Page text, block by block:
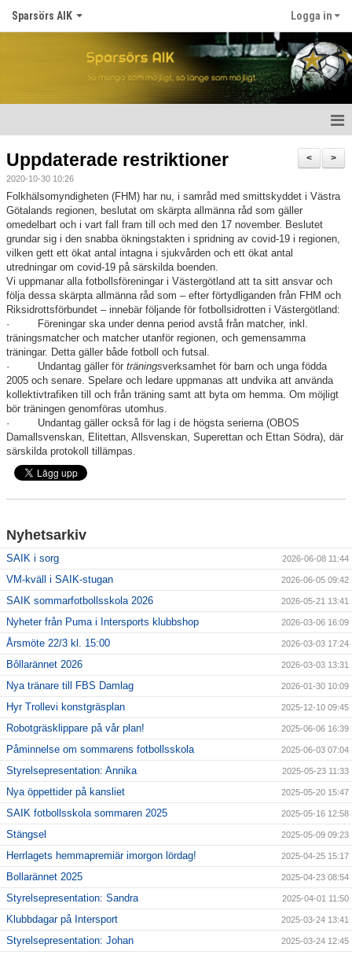
Sparsörs AIK Logga in
Nyheter
Om SAIK
Våra lag
Kalender
Matcher
För spelare/barn
För ledare
SAIK-shopen
Elljusspår
Stödmedlem
>
<
Uppdaterade restriktioner
2020-10-30 10:26
Folkhälsomyndigheten (FHM) har nu, i samråd med smittskyddet i Västra
Götalands regionen, beslutat om skärpta allmänna råd som gäller
omedelbart och i vart fall fram till och med den 17 november. Beslutet
grundar sig i den snabba ökningstakten i spridning av covid-19 i regionen,
vilken gett ett ökat antal intagna i sjukvården och ett ökat antal
utredningar om covid-19 på särskilda boenden.
Vi uppmanar alla fotbollsföreningar i Västergötland att ta sitt ansvar och
följa dessa skärpta allmänna råd som – efter förtydliganden från FHM och
Riksidrottsförbundet – innebär följande för fotbollsidrotten i Västergötland:
· Föreningar ska under denna period avstå från matcher, inkl.
träningsmatcher och matcher utanför regionen, och gemensamma
träningar. Detta gäller både fotboll och futsal.
· Undantag gäller för träningsverksamhet för barn och unga födda
2005 och senare. Spelare och ledare uppmanas att undvika att använda
kollektivtrafiken till och från träning samt att byta om hemma. Om möjligt
bör träningen genomföras utomhus.
· Undantag gäller också för lag i de högsta serierna (OBOS
Damallsvenskan, Elitettan, Allsvenskan, Superettan och Ettan Södra), där
särskilda protokoll tillämpas.
Nyhetsarkiv
SAIK i sorg 2026-06-08 11:44
VM-kväll i SAIK-stugan 2026-06-05 09:42
SAIK sommarfotbollsskola 2026 2026-05-21 13:41
Nyheter från Puma i Intersports klubbshop 2026-03-06 16:09
Årsmöte 22/3 kl. 15:00 2026-03-03 17:24
Bôllarännet 2026 2026-03-03 13:31
Nya tränare till FBS Damlag 2026-01-30 10:09
Hyr Trollevi konstgräsplan 2025-12-10 09:45
Robotgräsklippare på vår plan! 2025-06-06 16:39
Påminnelse om sommarens fotbollsskola 2025-06-03 07:04
Styrelsepresentation: Annika 2025-05-23 11:33
Nya öppettider på kansliet 2025-05-20 15:47
SAIK fotbollsskola sommaren 2025 2025-05-16 12:58
Stängsel 2025-05-09 09:23
Herrlagets hemmapremiär imorgon lördag! 2025-04-25 15:17
Bollarännet 2025 2025-04-23 08:54
Styrelsepresentation: Sandra 2025-04-01 11:50
Klubbdagar på Intersport 2025-03-24 13:41
Styrelsepresentation: Johan 2025-03-24 12:45